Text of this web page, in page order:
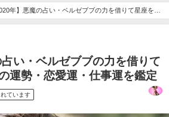
年】悪魔の占い・ベルゼブブの力を借りて星座をも
を鑑定
占い・ベルゼブブの力を借りて
運勢・恋愛運・仕事運を鑑定
ています